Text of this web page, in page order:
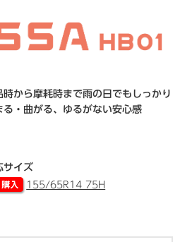
時から摩耗時まで雨の日でもしっかり
る・曲がる、ゆるがない安心感
サイズ
155/65R14 75H